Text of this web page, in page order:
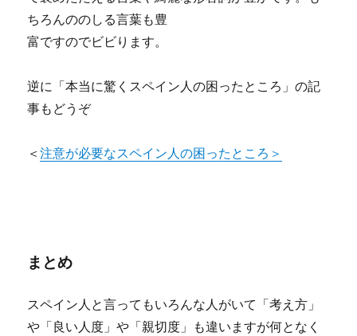
ちろんののしる言葉も豊
富ですのでビビります。
逆に「本当に驚くスペイン人の困ったところ」の記
事もどうぞ
＜注意が必要なスペイン人の困ったところ＞
まとめ
スペイン人と言ってもいろんな人がいて「考え方」
や「良い人度」や「親切度」も違いますが何となく